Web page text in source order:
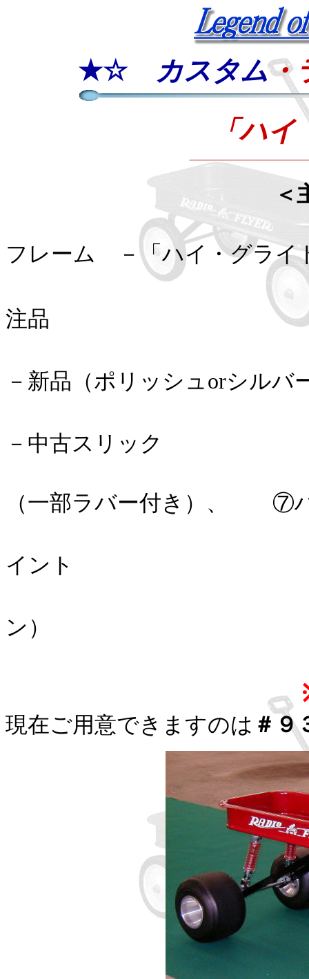
★☆ カスタム・
「ハ
①ボディ －
フレーム －「ハイ・グライ
注品
－新品（ポリッシュorシルバ
－中古スリック
（一部ラバー付き）、 ⑦
イント
ン）
現在ご用意できますのは ＃９